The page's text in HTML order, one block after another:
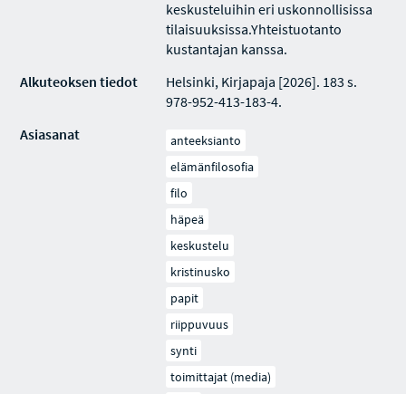
keskusteluihin eri uskonnollisissa
tilaisuuksissa.Yhteistuotanto
kustantajan kanssa.
Alkuteoksen tiedot
Helsinki, Kirjapaja [2026]. 183 s.
978-952-413-183-4.
Asiasanat
anteeksianto
elämänfilosofia
filo
häpeä
keskustelu
kristinusko
papit
riippuvuus
synti
toimittajat (media)